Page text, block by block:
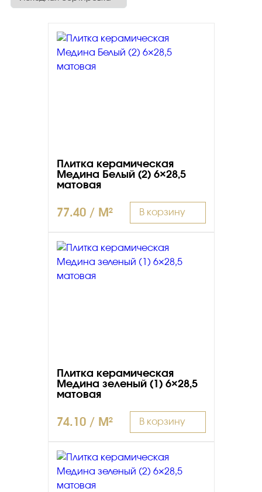
Плитка керамическая
Медина Белый (2) 6×28,5
матовая
77.40 / M² В корзину
Плитка керамическая
Медина зеленый (1) 6×28,5
матовая
74.10 / M² В корзину